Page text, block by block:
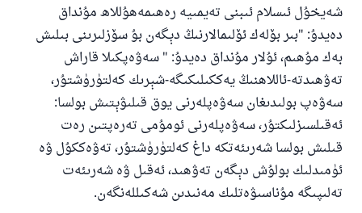
شەيخۇل ئىسلام ئىبنى تەيمىيە رەھىمەھۇللاھ مۇنداق
دەيدۇ: "بىر بۆلەك ئۆلىمالارنىڭ دېگەن بۇ سۆزلىرىنى بىلىش
بەك مۇھىم، ئۇلار مۇنداق دەيدۇ: " سەۋەپكىلا قاراش
تەۋھىدتە-ئاللاھنىڭ يەككىلىكىگە-شېرىك كەلتۈرۈشتۇر،
سەۋەپ بولىدىغان سەۋەپلەرنى يوق قىلىۋېتىش بولسا:
ئەقىلسىزلىكتۇر، سەۋەپلەرنى ئومۇمى تەرەپتىن رەت
قىلىش بولسا شەرىئەتكە داغ كەلتۈرۈشتۇر، تەۋەككۇل ۋە
ئۈمىدلىك بولۇش دېگەن تەۋھىد، ئەقىل ۋە شەرىئەت
تەلىپىگە مۇناسىۋەتلىك مەنىدىن شەكىللەنگەن.